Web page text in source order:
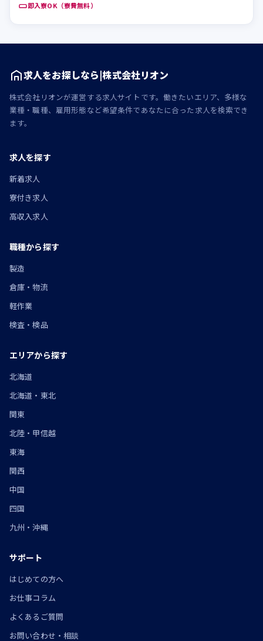
即入寮OK（寮費無料）
求人をお探しなら|株式会社リオン
株式会社リオンが運営する求人サイトです。働きたいエリア、多様な
業種・職種、雇用形態など希望条件であなたに合った求人を検索でき
ます。
求人を探す
新着求人
寮付き求人
高収入求人
職種から探す
製造
倉庫・物流
軽作業
検査・検品
エリアから探す
北海道
北海道・東北
関東
北陸・甲信越
東海
関西
中国
四国
九州・沖縄
サポート
はじめての方へ
お仕事コラム
よくあるご質問
お問い合わせ・相談